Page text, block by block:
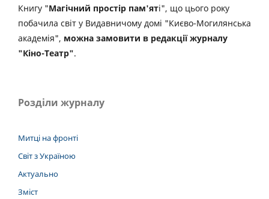
Книгу "Магічний простір пам'яті", що цього року
побачила світ у Видавничому домі "Києво-Могилянська
академія", можна замовити в редакції журналу
"Кіно-Театр".
Розділи журналу
Митці на фронті
Світ з Україною
Актуально
Зміст